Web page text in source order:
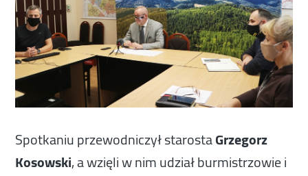
Spotkaniu przewodniczył starostaGrzegorz
Kosowski, a wzięli w nim udział burmistrzowie i